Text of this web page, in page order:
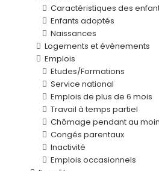
Caractéristiques des
Enfants adoptés
Naissances
Logements et évènements
Emplois
Etudes/Formations
Service national
Emplois de plus de 6 mois
Travail à temps partiel
Chômage pendant au
Congés parentaux
Inactivité
Emplois occasionnels